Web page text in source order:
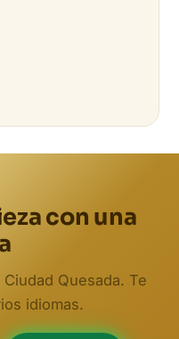
con una
Quesada. Te
idiomas.